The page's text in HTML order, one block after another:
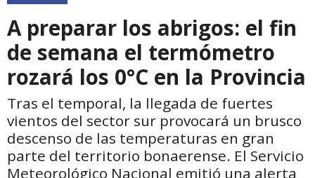
A preparar los abrigos: el fin
de semana el termómetro
rozará los 0°C en la Provincia
Tras el temporal, la llegada de fuertes
vientos del sector sur provocará un brusco
descenso de las temperaturas en gran
parte del territorio bonaerense. El Servicio
Meteorológico Nacional emitió una alerta